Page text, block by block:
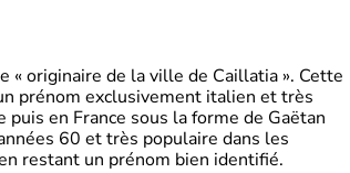
originaire de la ville de Caillatia ». Cette
prénom exclusivement italien et très
en France sous la forme de Gaëtan
60 et très populaire dans les
restant un prénom bien identifié.